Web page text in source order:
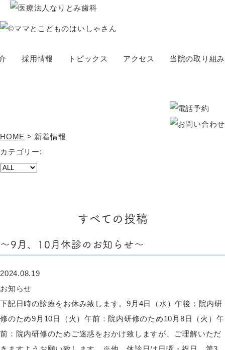
採用情報 トピックス アクセス 当院の取り組み
HOME > 新着情報
カテゴリー:
すべての投稿
～9月、10月休診のお知らせ～
2024.08.19
お知らせ
下記日時の診療をお休み致します。9月4日（水）午後：院内研
修のため9月10日（火）午前：院内研修のため10月8日（火）午
前：院内研修のためご迷惑をおかけ致しますが、ご理解いただ